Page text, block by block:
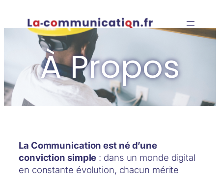
contenu
À Propos
La Communication est né d’une
conviction simple : dans un monde digital
en constante évolution, chacun mérite